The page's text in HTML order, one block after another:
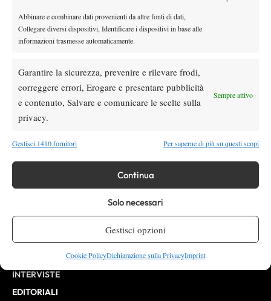
Abbinare e combinare dati provenienti da altre fonti di dati,
Collegare diversi dispositivi, Identificare i dispositivi in base alle
informazioni trasmesse automaticamente.
Garantire la sicurezza, prevenire e rilevare frodi,
correggere errori, Erogare e presentare pubblicità
e contenuto, Salvare e comunicare le scelte sulla
privacy.
Sempre attivo
Gestisci 1410 fornitori Per saperne di più su questi scopi
Continua
Solo necessari
Gestisci opzioni
Cookie PolicyDichiarazione sulla PrivacyImprint
10268 del 15/09/2025
Editore:VIBES MEDIA SRL , P.iva 14250480960
Direttore Responsabile: Alessandro Nizegorodcew
HOME
ATP
ATP FINALS
INTERVISTE
EDITORIALI